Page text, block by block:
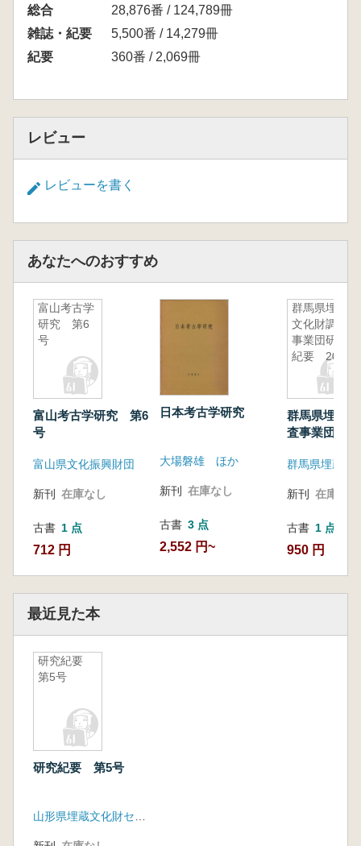
総合
28,876番 / 124,789冊
雑誌・紀要
5,500番 / 14,279冊
紀要
360番 / 2,069冊
レビュー
レビューを書く
あなたへのおすすめ
富山考古学
研究 第6
号
富山考古学研究 第6
号
富山県文化振興財団
新刊 在庫なし
古書 1 点
712 円
日本考古学研究
大場磐雄 ほか
新刊 在庫なし
古書 3 点
2,552 円~
群馬県埋蔵
文化財調査
事業団研究
紀要 20
群馬県埋蔵
査事業団研
新刊 在庫なし
古書 1 点
950 円
最近見た本
研究紀要
第5号
研究紀要 第5号
山形県埋蔵文化財センター